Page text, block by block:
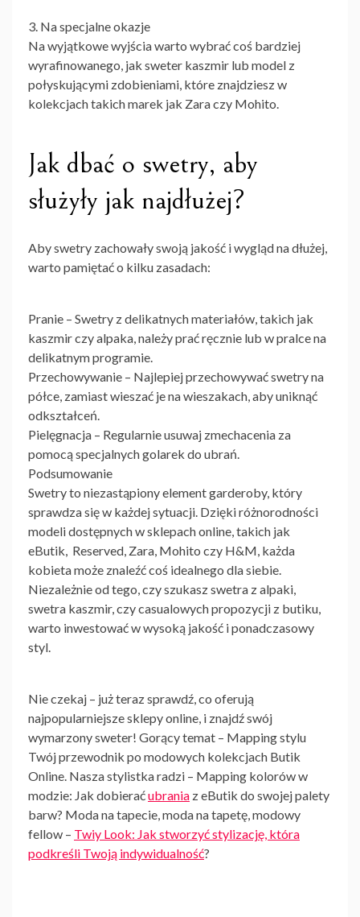
3. Na specjalne okazje
Na wyjątkowe wyjścia warto wybrać coś bardziej
wyrafinowanego, jak sweter kaszmir lub model z
połyskującymi zdobieniami, które znajdziesz w
kolekcjach takich marek jak Zara czy Mohito.
Jak dbać o swetry, aby
służyły jak najdłużej?
Aby swetry zachowały swoją jakość i wygląd na dłużej,
warto pamiętać o kilku zasadach:
Pranie – Swetry z delikatnych materiałów, takich jak
kaszmir czy alpaka, należy prać ręcznie lub w pralce na
delikatnym programie.
Przechowywanie – Najlepiej przechowywać swetry na
półce, zamiast wieszać je na wieszakach, aby uniknąć
odkształceń.
Pielęgnacja – Regularnie usuwaj zmechacenia za
pomocą specjalnych golarek do ubrań.
Podsumowanie
Swetry to niezastąpiony element garderoby, który
sprawdza się w każdej sytuacji. Dzięki różnorodności
modeli dostępnych w sklepach online, takich jak
eButik, Reserved, Zara, Mohito czy H&M, każda
kobieta może znaleźć coś idealnego dla siebie.
Niezależnie od tego, czy szukasz swetra z alpaki,
swetra kaszmir, czy casualowych propozycji z butiku,
warto inwestować w wysoką jakość i ponadczasowy
styl.
Nie czekaj – już teraz sprawdź, co oferują
najpopularniejsze sklepy online, i znajdź swój
wymarzony sweter! Gorący temat – Mapping stylu
Twój przewodnik po modowych kolekcjach Butik
Online. Nasza stylistka radzi – Mapping kolorów w
modzie: Jak dobieraćubrania z eButik do swojej palety
barw? Moda na tapecie, moda na tapetę, modowy
fellow – Twiy Look: Jak stworzyć stylizację, która
podkreśli Twoją indywidualność?